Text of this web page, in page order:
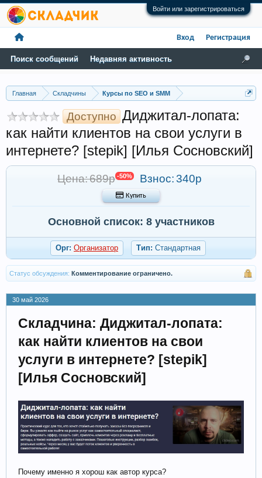
Войти или зарегистрироваться
Главная Складчины Курсы по SEO и SMM
Доступно Диджитал-лопата:
как найти клиентов на свои услуги в
интернете? [stepik] [Илья Сосновский]
Цена: 689р -50% Взнос:340р
 Купить
Основной список: 8 участников
Орг: Организатор Тип: Стандартная
Статус обсуждения: Комментирование ограничено.
30 май 2026
Складчина: Диджитал-лопата:
как найти клиентов на свои
услуги в интернете? [stepik]
[Илья Сосновский]
Почему именно я хорош как автор курса?
Поиск сообщений Недавняя активность
Вход Регистрация